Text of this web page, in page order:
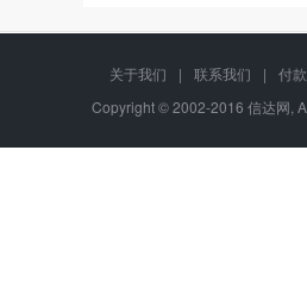
关于我们 | 联系我们 |
付
Copyright © 2002-2016 信达网,